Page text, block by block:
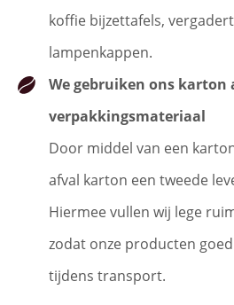
koffie bijzettafels,
lampenkappen.
We gebruiken ons karton
verpakkingsmateriaal
Door middel van een
afval karton een tweede
Hiermee vullen wij lege
zodat onze producten
tijdens transport.